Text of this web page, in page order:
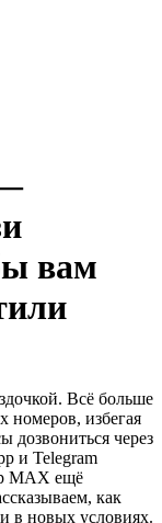
вам
Всё больше
номеров, избегая
через
и Telegram
MAX ещё
как
в новых условиях.